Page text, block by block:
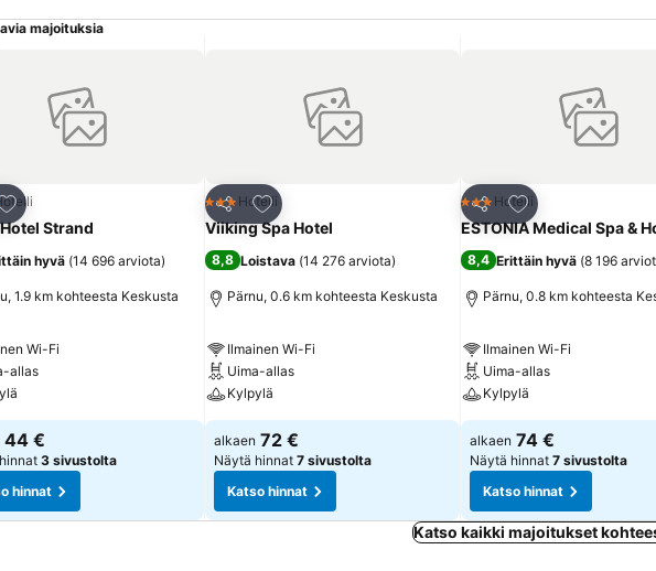
majoituksia
suosikkeihin
Strand
hyvä (14 696 arviota)
1.9 km kohteesta Keskusta
Wi-Fi
allas
44 €
3 sivustolta
hinnat
Jaa
Lisää suosikkeihin
3 Tähtiluokitus
Hotelli
Viiking Spa Hotel
8,8 Loistava (14 276 arviota)
Pärnu, 0.6 km kohteesta Keskusta
Ilmainen Wi-Fi
Uima-allas
Kylpylä
alkaen 72 €
Näytä hinnat 7 sivustolta
Katso hinnat
Jaa
Lisää suosikkeihin
3 Tähtiluokitus
Hotelli
ESTONIA Medical Spa &
8,4 Erittäin hyvä (8 196
Pärnu, 0.8 km kohteesta
Ilmainen Wi-Fi
Uima-allas
Kylpylä
alkaen 74 €
Näytä hinnat 7 sivustolta
Katso hinnat
Katso kaikki majoitukset